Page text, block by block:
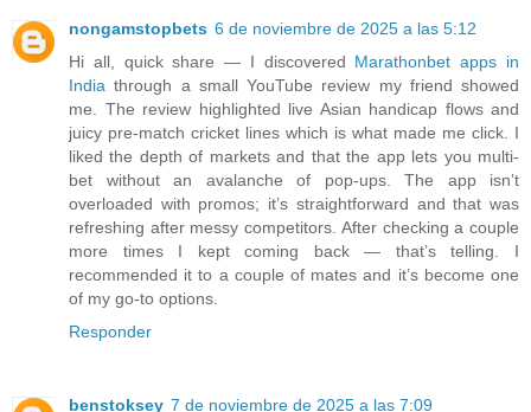
nongamstopbets 6 de noviembre de 2025 a las 5:12
Hi all, quick share — I discovered Marathonbet apps in
India through a small YouTube review my friend showed
me. The review highlighted live Asian handicap flows and
juicy pre-match cricket lines which is what made me click. I
liked the depth of markets and that the app lets you multi-
bet without an avalanche of pop-ups. The app isn’t
overloaded with promos; it’s straightforward and that was
refreshing after messy competitors. After checking a couple
more times I kept coming back — that’s telling. I
recommended it to a couple of mates and it’s become one
of my go-to options.
Responder
benstoksey 7 de noviembre de 2025 a las 7:09